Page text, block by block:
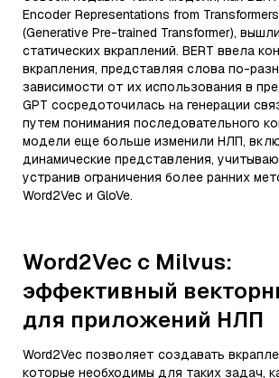
Encoder Representations from
(Generative Pre-trained Transformer),
статических вкраплений. BERT ввела
вкрапления, представляя слова по-
зависимости от их использования в
GPT сосредоточилась на генерации
путем понимания последовательного
модели еще больше изменили НЛП,
динамические представления,
устранив ограничения более ранних
Word2Vec и GloVe.
Word2Vec с Milvus:
эффективный
для приложений НЛП
Word2Vec позволяет создавать
которые необходимы для таких задач,